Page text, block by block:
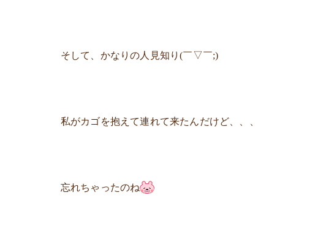
そして、かなりの人見知り(￣▽￣;)
私がカゴを抱えて連れて来たんだけど、、、
忘れちゃったのね